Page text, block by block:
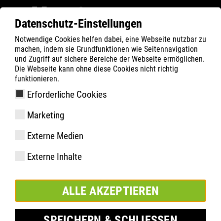
Datenschutz-Einstellungen
Notwendige Cookies helfen dabei, eine Webseite nutzbar zu
machen, indem sie Grundfunktionen wie Seitennavigation
und Zugriff auf sichere Bereiche der Webseite ermöglichen.
Die Webseite kann ohne diese Cookies nicht richtig
funktionieren.
Erforderliche Cookies
Marketing
Externe Medien
Externe Inhalte
ALLE AKZEPTIEREN
ATLAS Company
Sponsoring
TV TOTAL WOK WM 2022